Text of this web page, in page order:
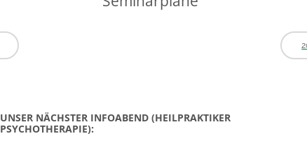
UNSER NÄCHSTER INFOABEND (HEILPRAKTIKER
PSYCHOTHERAPIE):